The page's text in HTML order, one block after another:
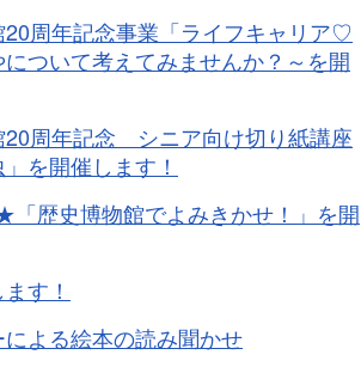
周年記念事業「ライフキャリア♡
ついて考えてみませんか？～を開
周年記念 シニア向け切り紙講座
を開催します！
歴史博物館でよみきかせ！」を開
す！
による絵本の読み聞かせ